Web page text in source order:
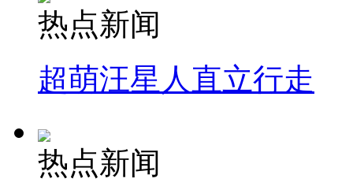
热点新闻
超萌汪星人直立行走
热点新闻